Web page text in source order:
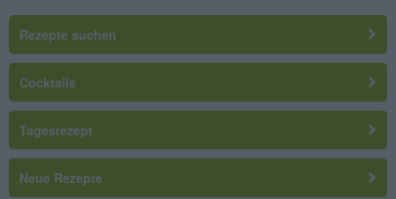
Rezepte suchen
Cocktails
Tagesrezept
Neue Rezepte